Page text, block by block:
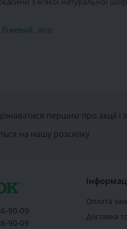
біжевий, літо
першим про акції і
на нашу розсилку
90-09
90-09
Оплата
Доставка